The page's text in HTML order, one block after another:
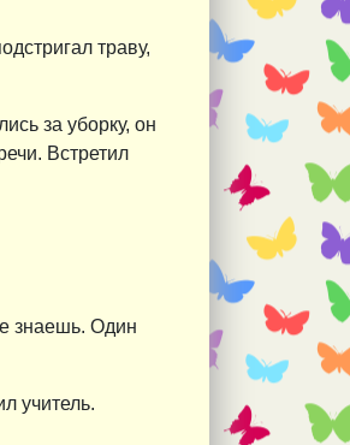
траву,
за уборку, он
Встретил
знаешь. Один
учитель.